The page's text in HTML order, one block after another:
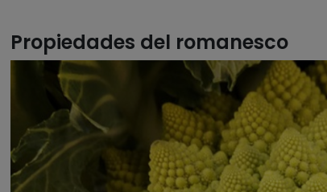
Propiedades del romanesco